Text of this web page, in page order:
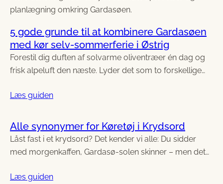
planlægning omkring Gardasøen.
5 gode grunde til at kombinere Gardasøen
med kør selv-sommerferie i Østrig
Forestil dig duften af solvarme oliventræer én dag og
frisk alpeluft den næste. Lyder det som to forskellige…
Læs guiden
Alle synonymer for Køretøj i Krydsord
Låst fast i et krydsord? Det kender vi alle: Du sidder
med morgenkaffen, Gardasø-solen skinner – men det…
Læs guiden